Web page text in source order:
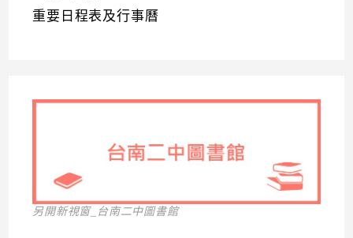
重要日程表及行事曆
另開新視窗_台南二中圖書館